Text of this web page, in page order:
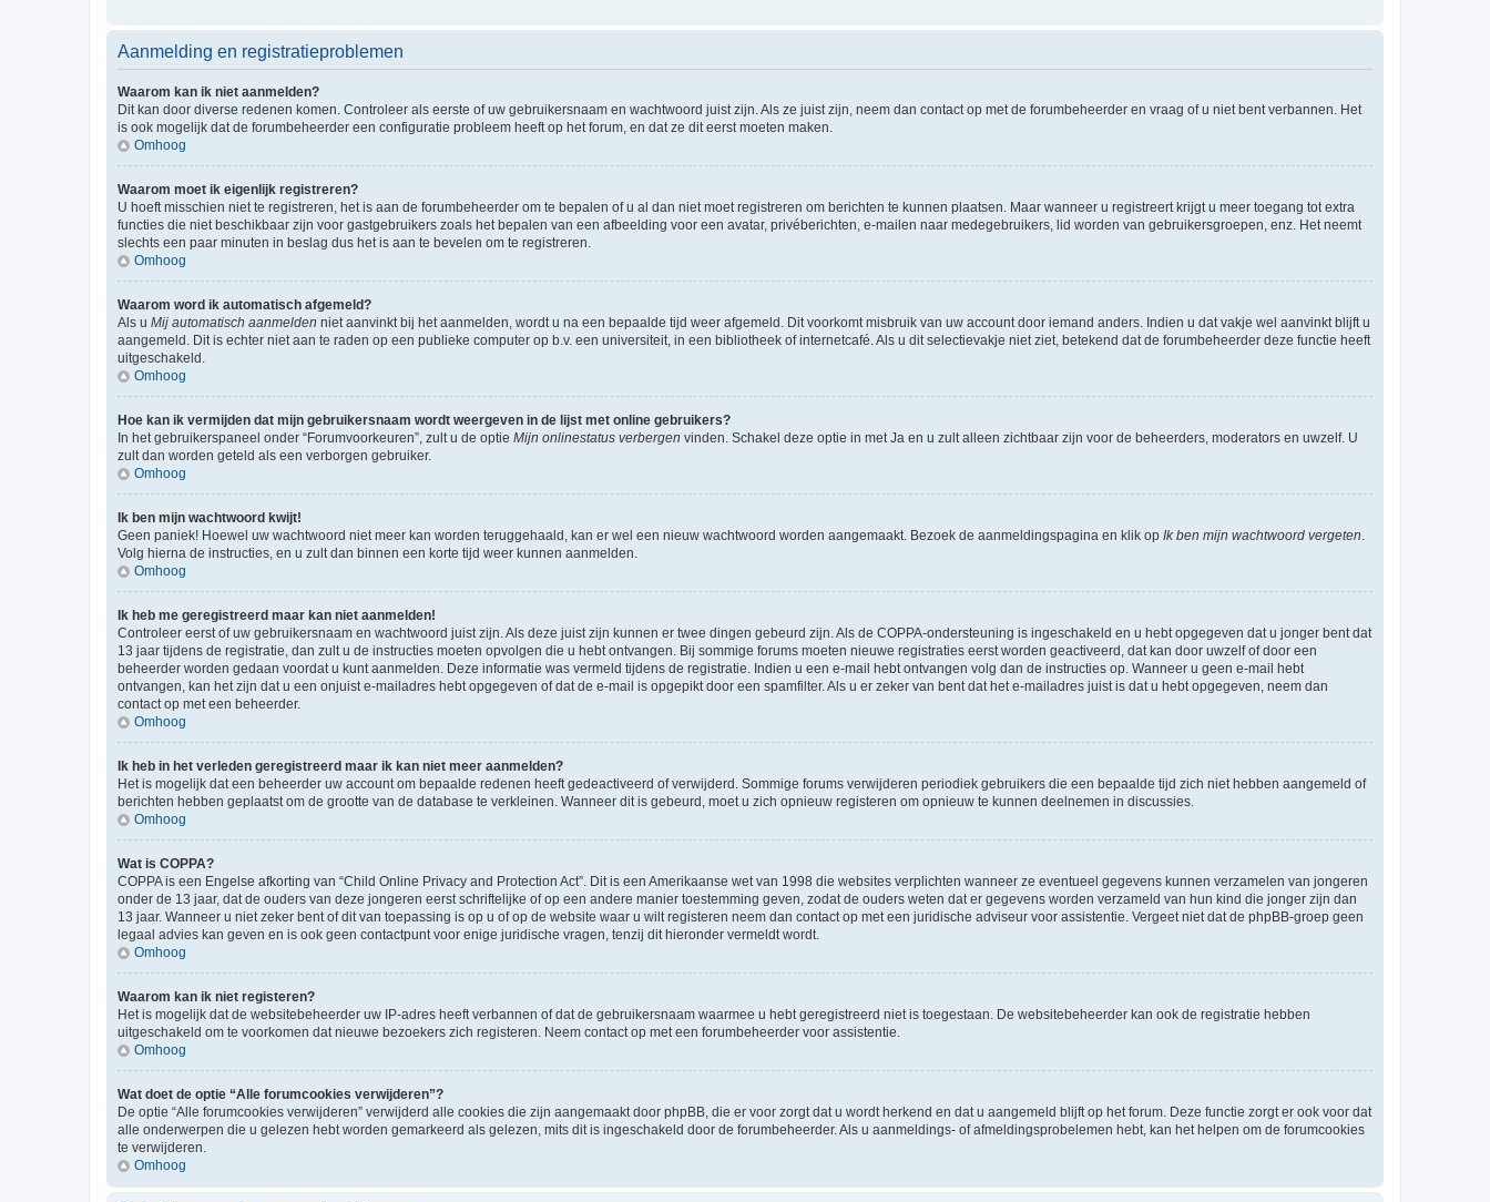
Aanmelding en registratieproblemen
Waarom kan ik niet aanmelden?
Dit kan door diverse redenen komen. Controleer als eerste of uw gebruikersnaam en wachtwoord juist zijn. Als ze juist zijn, neem dan contact op met de forumbeheerder en vraag of u niet bent verbannen. Het
is ook mogelijk dat de forumbeheerder een configuratie probleem heeft op het forum, en dat ze dit eerst moeten maken.
Omhoog
Waarom moet ik eigenlijk registreren?
U hoeft misschien niet te registreren, het is aan de forumbeheerder om te bepalen of u al dan niet moet registreren om berichten te kunnen plaatsen. Maar wanneer u registreert krijgt u meer toegang tot extra
functies die niet beschikbaar zijn voor gastgebruikers zoals het bepalen van een afbeelding voor een avatar, privéberichten, e-mailen naar medegebruikers, lid worden van gebruikersgroepen, enz. Het neemt
slechts een paar minuten in beslag dus het is aan te bevelen om te registreren.
Omhoog
Waarom word ik automatisch afgemeld?
Als u Mij automatisch aanmelden niet aanvinkt bij het aanmelden, wordt u na een bepaalde tijd weer afgemeld. Dit voorkomt misbruik van uw account door iemand anders. Indien u dat vakje wel aanvinkt blijft u
aangemeld. Dit is echter niet aan te raden op een publieke computer op b.v. een universiteit, in een bibliotheek of internetcafé. Als u dit selectievakje niet ziet, betekend dat de forumbeheerder deze functie heeft
uitgeschakeld.
Omhoog
Hoe kan ik vermijden dat mijn gebruikersnaam wordt weergeven in de lijst met online gebruikers?
In het gebruikerspaneel onder “Forumvoorkeuren”, zult u de optie Mijn onlinestatus verbergen vinden. Schakel deze optie in met Ja en u zult alleen zichtbaar zijn voor de beheerders, moderators en uwzelf. U
zult dan worden geteld als een verborgen gebruiker.
Omhoog
Ik ben mijn wachtwoord kwijt!
Geen paniek! Hoewel uw wachtwoord niet meer kan worden teruggehaald, kan er wel een nieuw wachtwoord worden aangemaakt. Bezoek de aanmeldingspagina en klik op Ik ben mijn wachtwoord vergeten
Volg hierna de instructies, en u zult dan binnen een korte tijd weer kunnen aanmelden.
Omhoog
Ik heb me geregistreerd maar kan niet aanmelden!
Controleer eerst of uw gebruikersnaam en wachtwoord juist zijn. Als deze juist zijn kunnen er twee dingen gebeurd zijn. Als de COPPA-ondersteuning is ingeschakeld en u hebt opgegeven dat u jonger bent dat
13 jaar tijdens de registratie, dan zult u de instructies moeten opvolgen die u hebt ontvangen. Bij sommige forums moeten nieuwe registraties eerst worden geactiveerd, dat kan door uwzelf of door een
beheerder worden gedaan voordat u kunt aanmelden. Deze informatie was vermeld tijdens de registratie. Indien u een e-mail hebt ontvangen volg dan de instructies op. Wanneer u geen e-mail hebt
ontvangen, kan het zijn dat u een onjuist e-mailadres hebt opgegeven of dat de e-mail is opgepikt door een spamfilter. Als u er zeker van bent dat het e-mailadres juist is dat u hebt opgegeven, neem dan
contact op met een beheerder.
Omhoog
Ik heb in het verleden geregistreerd maar ik kan niet meer aanmelden?
Het is mogelijk dat een beheerder uw account om bepaalde redenen heeft gedeactiveerd of verwijderd. Sommige forums verwijderen periodiek gebruikers die een bepaalde tijd zich niet hebben aangemeld of
berichten hebben geplaatst om de grootte van de database te verkleinen. Wanneer dit is gebeurd, moet u zich opnieuw registeren om opnieuw te kunnen deelnemen in discussies.
Omhoog
Wat is COPPA?
COPPA is een Engelse afkorting van “Child Online Privacy and Protection Act”. Dit is een Amerikaanse wet van 1998 die websites verplichten wanneer ze eventueel gegevens kunnen verzamelen van jongeren
onder de 13 jaar, dat de ouders van deze jongeren eerst schriftelijke of op een andere manier toestemming geven, zodat de ouders weten dat er gegevens worden verzameld van hun kind die jonger zijn dan
13 jaar. Wanneer u niet zeker bent of dit van toepassing is op u of op de website waar u wilt registeren neem dan contact op met een juridische adviseur voor assistentie. Vergeet niet dat de phpBB-groep geen
legaal advies kan geven en is ook geen contactpunt voor enige juridische vragen, tenzij dit hieronder vermeldt wordt.
Omhoog
Waarom kan ik niet registeren?
Het is mogelijk dat de websitebeheerder uw IP-adres heeft verbannen of dat de gebruikersnaam waarmee u hebt geregistreerd niet is toegestaan. De websitebeheerder kan ook de registratie hebben
uitgeschakeld om te voorkomen dat nieuwe bezoekers zich registeren. Neem contact op met een forumbeheerder voor assistentie.
Omhoog
Wat doet de optie “Alle forumcookies verwijderen”?
De optie “Alle forumcookies verwijderen” verwijderd alle cookies die zijn aangemaakt door phpBB, die er voor zorgt dat u wordt herkend en dat u aangemeld blijft op het forum. Deze functie zorgt er ook voor dat
alle onderwerpen die u gelezen hebt worden gemarkeerd als gelezen, mits dit is ingeschakeld door de forumbeheerder. Als u aanmeldings- of afmeldingsprobelemen hebt, kan het helpen om de forumcookies
te verwijderen.
Omhoog